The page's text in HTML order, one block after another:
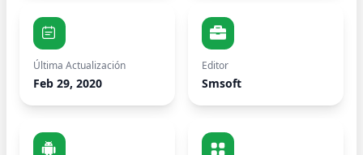
Última Actualización
Feb 29, 2020
Editor
Smsoft